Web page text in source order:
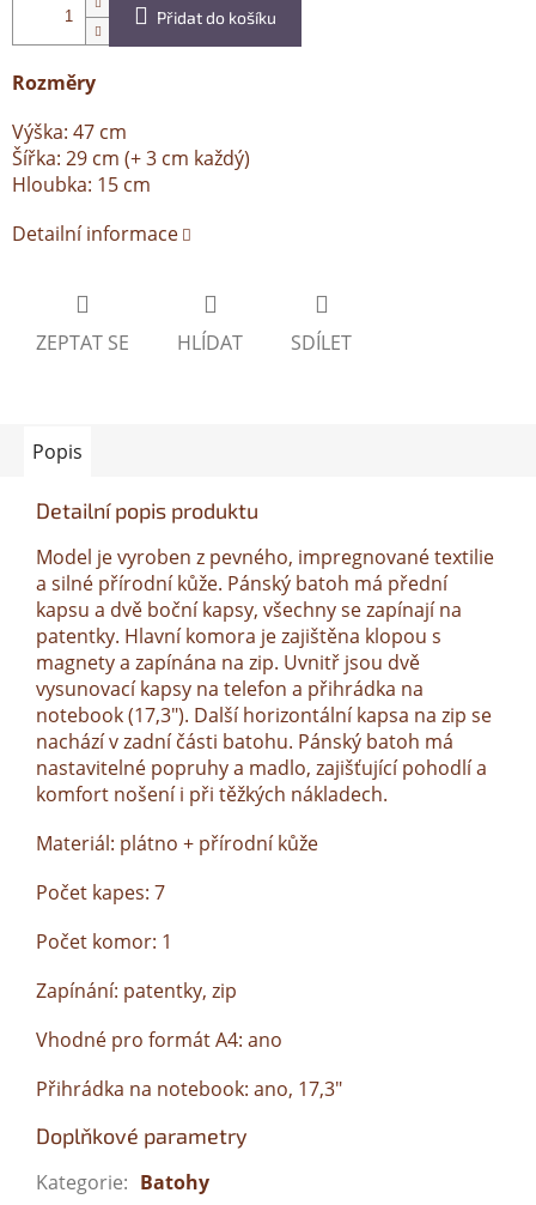
Přidat do košíku
Rozměry
Výška: 47 cm
Šířka: 29 cm (+ 3 cm každý)
Hloubka: 15 cm
Detailní informace
ZEPTAT SE HLÍDAT SDÍLET
Popis
Detailní popis produktu
Model je vyroben z pevného, ​​impregnované textilie
a silné přírodní kůže. Pánský batoh má přední
kapsu a dvě boční kapsy, všechny se zapínají na
patentky. Hlavní komora je zajištěna klopou s
magnety a zapínána na zip. Uvnitř jsou dvě
vysunovací kapsy na telefon a přihrádka na
notebook (17,3"). Další horizontální kapsa na zip se
nachází v zadní části batohu. Pánský batoh má
nastavitelné popruhy a madlo, zajišťující pohodlí a
komfort nošení i při těžkých nákladech.
Materiál: plátno + přírodní kůže
Počet kapes: 7
Počet komor: 1
Zapínání: patentky, zip
Vhodné pro formát A4: ano
Přihrádka na notebook: ano, 17,3"
Doplňkové parametry
Kategorie: Batohy